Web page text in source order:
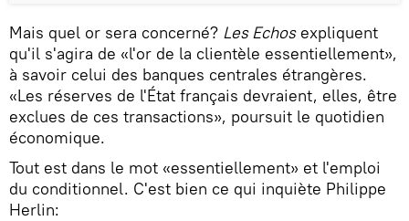
Mais quel or sera concerné? Les Echosexpliquent
qu'il s'agira de «l'or de la clientèle essentiellement»,
à savoir celui des banques centrales étrangères.
«Les réserves de l'État français devraient, elles, être
exclues de ces transactions», poursuit le quotidien
économique.
Tout est dans le mot «essentiellement» et l'emploi
du conditionnel. C'est bien ce qui inquiète Philippe
Herlin: